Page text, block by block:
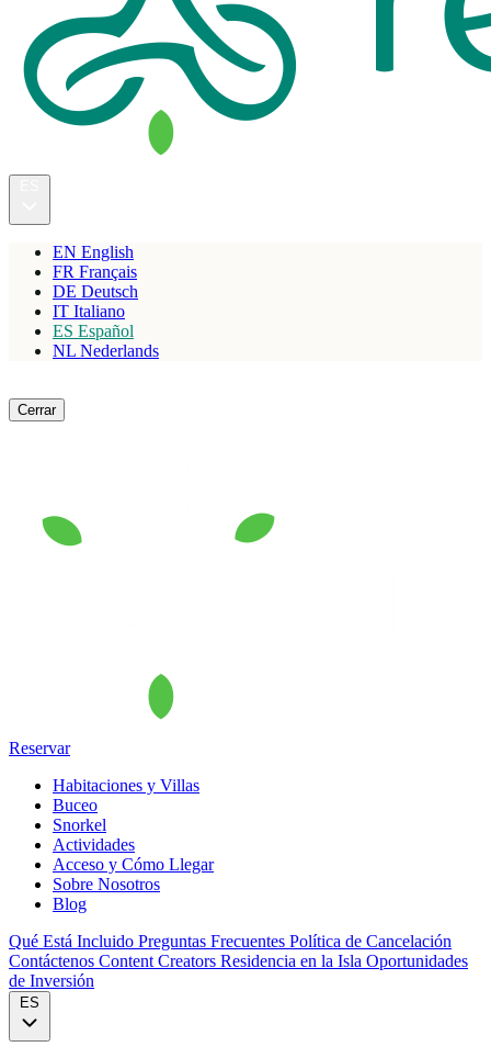
EN English
FR Français
DE Deutsch
IT Italiano
ES Español
NL Nederlands
Cerrar
Reservar
Habitaciones y Villas
Buceo
Snorkel
Actividades
Acceso y Cómo Llegar
Sobre Nosotros
Blog
Qué Está Incluido Preguntas Frecuentes Política de Cancelación
Contáctenos Content Creators Residencia en la Isla Oportunidades
de Inversión
ES